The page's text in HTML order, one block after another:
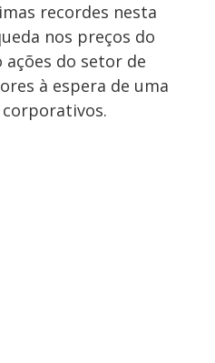
recordes nesta
nos preços do
do setor de
à espera de uma
corporativos.